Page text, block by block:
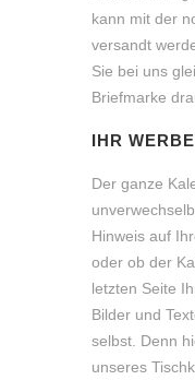
kann mit der
versandt
Sie bei uns
Briefmarke
IHR
Der ganze
Hinweis auf
oder ob der
letzten Seite
Bilder und
selbst. Denn
unseres